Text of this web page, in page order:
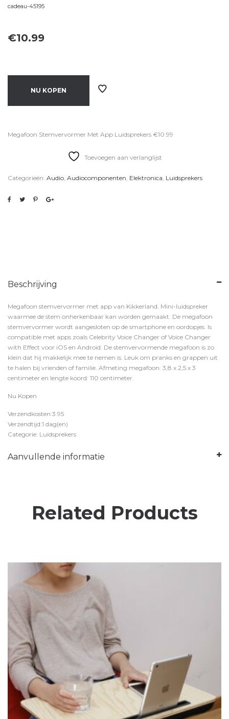
cadeau-45195
€10.99
NU KOPEN
Megafoon Stemvervormer Met App Luidsprekers €10.99
Toevoegen aan verlanglijst
Categorieën: Audio, Audiocomponenten, Elektronica, Luidsprekers
Beschrijving
Megafoon stemvervormer met app van Kikkerland. Mini-luidspreker
waarmee de stem onherkenbaar kan worden gemaakt. De megafoon
stemvervormer wordt aangesloten op de smartphone en oordopjes. Is
compatible met apps zoals Celebrity Voice Changer of Voice Changer
with Effect voor iOS en Android. De stemvervormende megafoon is zo
klein dat hij makkelijk mee te nemen is. Leuk om pranks en grappen uit
te halen bij vrienden of familie. Afmeting megafoon: 3,8 x 2,5 x 3
centimeter en lengte koord: 110 centimeter.
Nu Kopen
Verzendkosten:3.95
Verzendtijd:1 dag(en)
Categorie: Luidsprekers
Aanvullende informatie
Related Products